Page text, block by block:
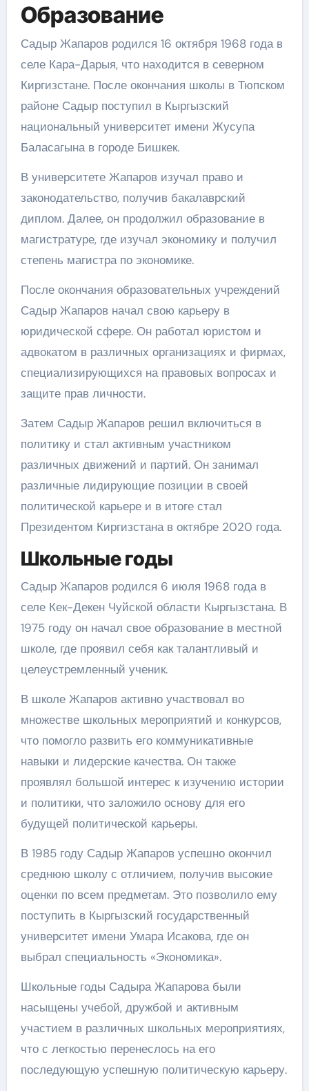
Образование
Садыр Жапаров родился 16 октября 1968 года в
селе Кара-Дарыя, что находится в северном
Киргизстане. После окончания школы в Тюпском
районе Садыр поступил в Кыргызский
национальный университет имени Жусупа
Баласагына в городе Бишкек.
В университете Жапаров изучал право и
законодательство, получив бакалаврский
диплом. Далее, он продолжил образование в
магистратуре, где изучал экономику и получил
степень магистра по экономике.
После окончания образовательных учреждений
Садыр Жапаров начал свою карьеру в
юридической сфере. Он работал юристом и
адвокатом в различных организациях и фирмах,
специализирующихся на правовых вопросах и
защите прав личности.
Затем Садыр Жапаров решил включиться в
политику и стал активным участником
различных движений и партий. Он занимал
различные лидирующие позиции в своей
политической карьере и в итоге стал
Президентом Киргизстана в октябре 2020 года.
Школьные годы
Садыр Жапаров родился 6 июля 1968 года в
селе Кек-Декен Чуйской области Кыргызстана. В
1975 году он начал свое образование в местной
школе, где проявил себя как талантливый и
целеустремленный ученик.
В школе Жапаров активно участвовал во
множестве школьных мероприятий и конкурсов,
что помогло развить его коммуникативные
навыки и лидерские качества. Он также
проявлял большой интерес к изучению истории
и политики, что заложило основу для его
будущей политической карьеры.
В 1985 году Садыр Жапаров успешно окончил
среднюю школу с отличием, получив высокие
оценки по всем предметам. Это позволило ему
поступить в Кыргызский государственный
университет имени Умара Исакова, где он
выбрал специальность «Экономика».
Школьные годы Садыра Жапарова были
насыщены учебой, дружбой и активным
участием в различных школьных мероприятиях,
что с легкостью перенеслось на его
последующую успешную политическую карьеру.